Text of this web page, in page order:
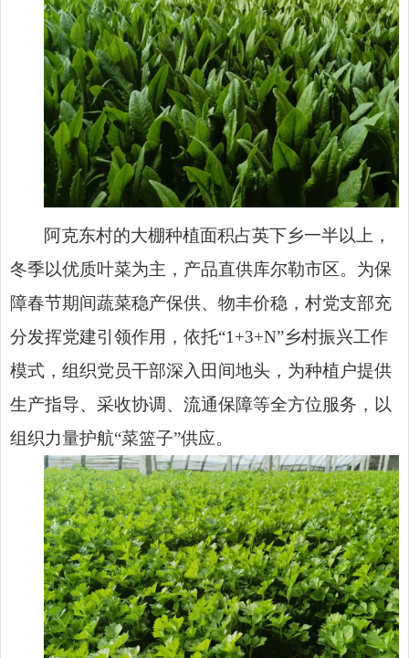
阿克东村的大棚种植面积占英下乡一半以上，
冬季以优质叶菜为主，产品直供库尔勒市区。为保
障春节期间蔬菜稳产保供、物丰价稳，村党支部充
分发挥党建引领作用，依托“1+3+N”乡村振兴工作
模式，组织党员干部深入田间地头，为种植户提供
生产指导、采收协调、流通保障等全方位服务，以
组织力量护航“菜篮子”供应。